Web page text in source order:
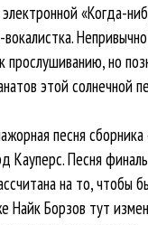
«Когда-
прослушиванию, но
этой солнечной
песня
Кауперс. Песня
на то, чтобы
Найк Борзов тут